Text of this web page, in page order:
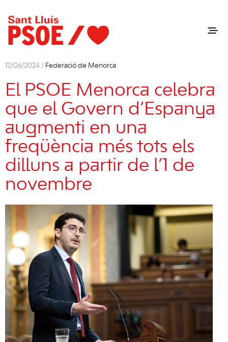
12/06/2024 / Federació de Menorca
El PSOE Menorca celebra
que el Govern d’Espanya
augmenti en una
freqüència més tots els
dilluns a partir de l’1 de
novembre